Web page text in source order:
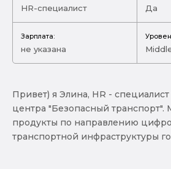
HR-специалист Да
Зарплата:
не указана
Привет) я Элина, HR -
центра "Безопасный транспорт".
продукты по направлению
транспортной инфраструктуры